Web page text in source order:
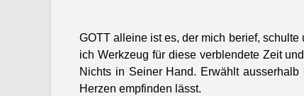
GOTT alleine ist es, der mich berief,
ich Werkzeug für diese verblendete Zeit
Nichts in Sein­er Hand. Erwählt
Herzen empfind­en lässt.